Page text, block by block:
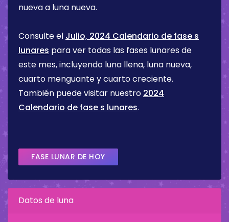
nueva a luna nueva.
Consulte el Julio, 2024 Calendario de fase s
lunares para ver todas las fases lunares de
este mes, incluyendo luna llena, luna nueva,
cuarto menguante y cuarto creciente.
También puede visitar nuestro 2024
Calendario de fase s lunares.
FASE LUNAR DE HOY
Datos de luna